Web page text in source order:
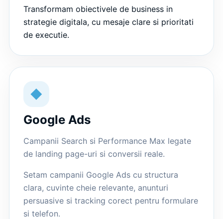
Transformam obiectivele de business in
strategie digitala, cu mesaje clare si prioritati
de executie.
◆
Google Ads
Campanii Search si Performance Max legate
de landing page-uri si conversii reale.
Setam campanii Google Ads cu structura
clara, cuvinte cheie relevante, anunturi
persuasive si tracking corect pentru formulare
si telefon.